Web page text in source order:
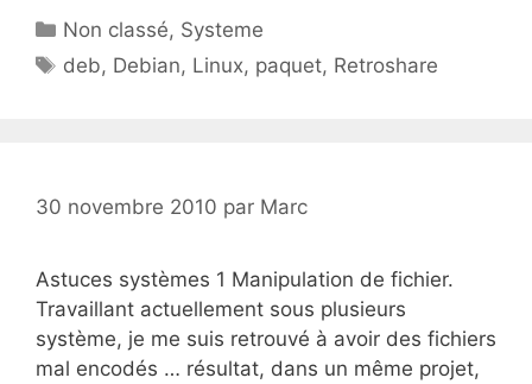
Catégories
Non classé, Systeme
Étiquettes
deb, Debian, Linux, paquet, Retroshare
30 novembre 2010 par Marc
Astuces systèmes 1 Manipulation de fichier.
Travaillant actuellement sous plusieurs
système, je me suis retrouvé à avoir des fichiers
mal encodés … résultat, dans un même projet,